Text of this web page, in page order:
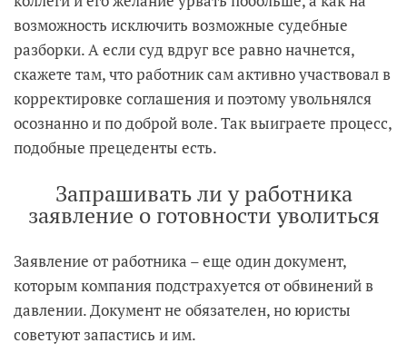
возможность исключить возможные судебные
разборки. А если суд вдруг все равно начнется,
скажете там, что работник сам активно участвовал в
корректировке соглашения и поэтому увольнялся
осознанно и по доброй воле. Так выиграете процесс,
подобные прецеденты есть.
Запрашивать ли у работника
заявление о готовности уволиться
Заявление от работника – еще один документ,
которым компания подстрахуется от обвинений в
давлении. Документ не обязателен, но юристы
советуют запастись и им.